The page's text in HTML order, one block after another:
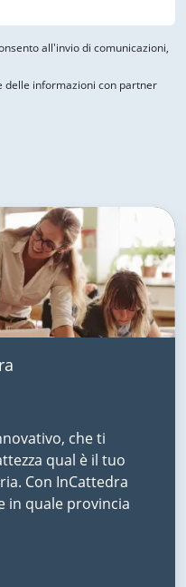
all'invio di comunicazioni,
delle informazioni con partner
che ti
qual è il tuo
Con InCattedra
in quale provincia